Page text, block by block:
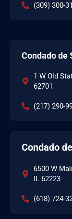
(309) 300-
Condado de
1 W Old
62701
(217) 290-
Condado
6500 W
IL 62223
(618) 724-